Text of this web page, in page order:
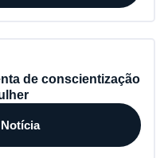
de conscientização